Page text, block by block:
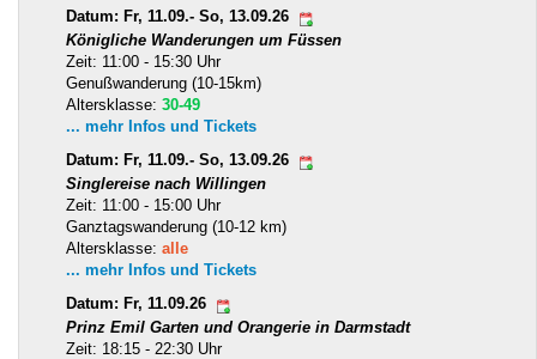
Datum: Fr, 11.09.- So, 13.09.26
Königliche Wanderungen um Füssen
Zeit: 11:00 - 15:30 Uhr
Genußwanderung (10-15km)
Altersklasse: 30-49
... mehr Infos und Tickets
Datum: Fr, 11.09.- So, 13.09.26
Singlereise nach Willingen
Zeit: 11:00 - 15:00 Uhr
Ganztagswanderung (10-12 km)
Altersklasse: alle
... mehr Infos und Tickets
Datum: Fr, 11.09.26
Prinz Emil Garten und Orangerie in Darmstadt
Zeit: 18:15 - 22:30 Uhr